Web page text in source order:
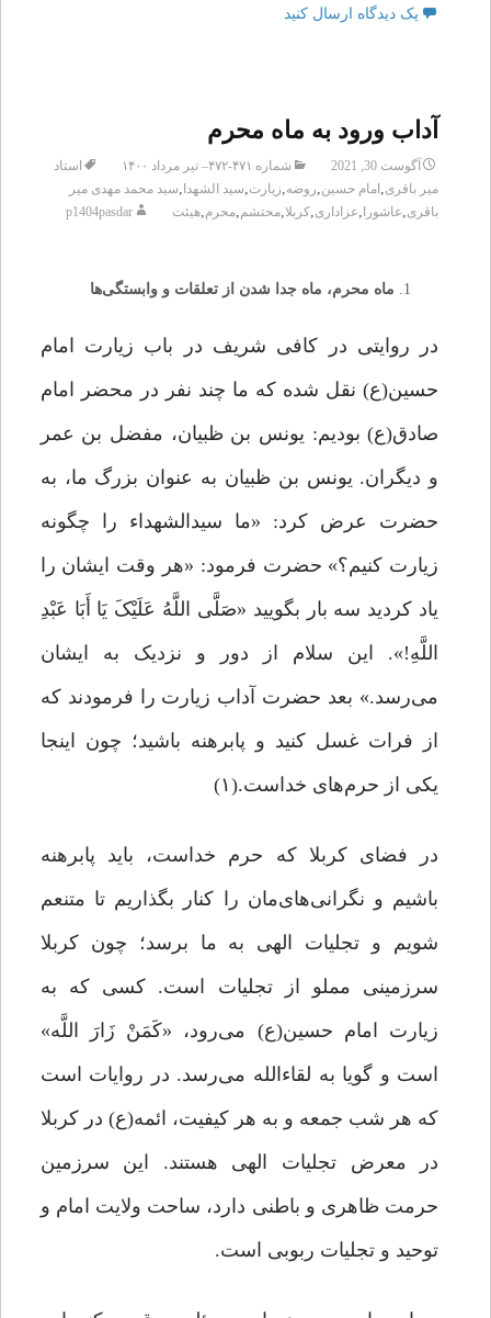
یک دیدگاه ارسال کنید
آداب ورود به ماه محرم
آگوست 30, 2021 شماره ۴۷۱-۴۷۲– تیر مرداد ۱۴۰۰
استاد
میر باقری, امام حسین,روضه,زیارت,سید الشهدا ,سید محمد مهدی میر
باقری,عاشورا ,عزاداری,کربلا,محتشم,محرم,هیئت p1404pasdar
ماه محرم، ماه جدا شدن از تعلقات و وابستگی‌ها
در روایتی در کافی شریف در باب زیارت امام
حسین(ع) نقل شده که ما چند نفر در محضر امام
صادق(ع) بودیم: یونس‌ بن ‌ظبیان، مفضل ‌بن ‌عمر
و دیگران. یونس‌ بن ‌ظبیان به عنوان بزرگ ما، به
حضرت عرض کرد: «ما سیدالشهداء را چگونه
زیارت کنیم؟» حضرت فرمود: «هر وقت ایشان را
یاد کردید سه بار بگویید «صَلَّى اللَّهُ عَلَیْکَ یَا أَبَا عَبْدِ
اللَّهِ!». این سلام از دور و نزدیک به ایشان
می‌رسد.» بعد حضرت آداب زیارت را فرمودند که
از فرات غسل کنید و پابرهنه باشید؛ چون اینجا
یکی از حرم‌های خداست.(۱)
در فضای کربلا که حرم خداست، باید پابرهنه
باشیم و نگرانی‌های‌مان را کنار بگذاریم تا متنعم
شویم و تجلیات الهی به ما برسد؛ چون کربلا
سرزمینی مملو از تجلیات است. کسی که به
زیارت امام حسین(ع) می‌رود، «کَمَنْ زَارَ اللَّه»
است و گویا به لقاءالله می‎‌رسد. در روایات است
که هر شب جمعه و به هر کیفیت، ائمه(ع) در کربلا
در معرض تجلیات الهی هستند. این سرزمین
حرمت ظاهری و باطنی دارد، ساحت ولایت امام و
توحید و تجلیات ربوبی است.